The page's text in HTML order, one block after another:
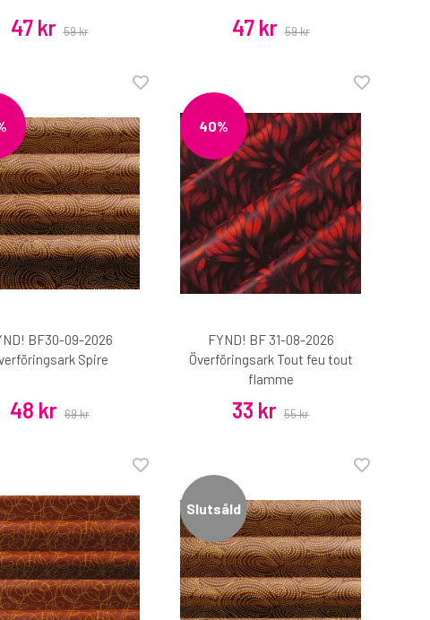
47 kr 59 kr 47 kr 59 kr
BF30-09-2026
Spire
48 kr 69 kr
40%
FYND! BF 31-08-2026
Överföringsark Tout feu tout
flamme
33 kr 55 kr
Slutsåld